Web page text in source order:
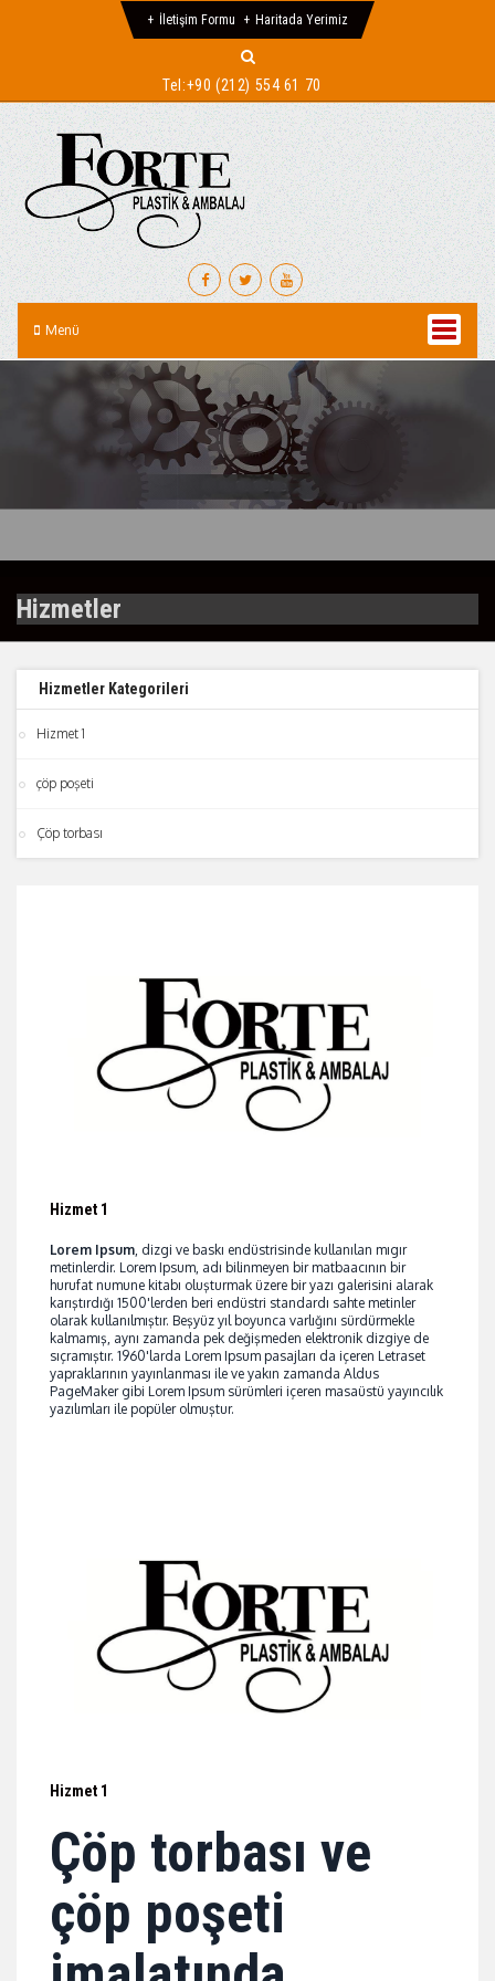
Tel:+90 (212) 554 61 70
İletişim Formu Haritada Yerimiz
Menü
Hizmetler
Hizmetler Kategorileri
Hizmet 1
çöp poşeti
Çöp torbası
Hizmet 1
Lorem Ipsum , dizgi ve baskı endüstrisinde kullanılan mıgır
metinlerdir. Lorem Ipsum, adı bilinmeyen bir matbaacının bir
hurufat numune kitabı oluşturmak üzere bir yazı galerisini alarak
karıştırdığı 1500'lerden beri endüstri standardı sahte metinler
olarak kullanılmıştır. Beşyüz yıl boyunca varlığını sürdürmekle
kalmamış, aynı zamanda pek değişmeden elektronik dizgiye de
sıçramıştır. 1960'larda Lorem Ipsum pasajları da içeren Letraset
yapraklarının yayınlanması ile ve yakın zamanda Aldus
PageMaker gibi Lorem Ipsum sürümleri içeren masaüstü yayıncılık
yazılımları ile popüler olmuştur.
Hizmet 1
Çöp torbası ve
çöp poşeti